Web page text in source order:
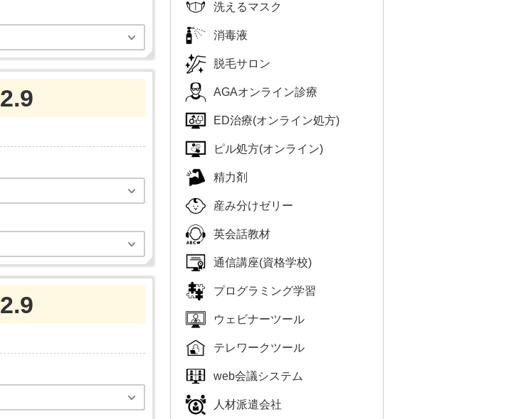
2.9
2.9
洗えるマスク
消毒液
脱毛サロン
AGAオンライン診療
ED治療(オンライン処方)
ピル処方(オンライン)
精力剤
産み分けゼリー
英会話教材
通信講座(資格学校)
プログラミング学習
ウェビナーツール
テレワークツール
web会議システム
人材派遣会社